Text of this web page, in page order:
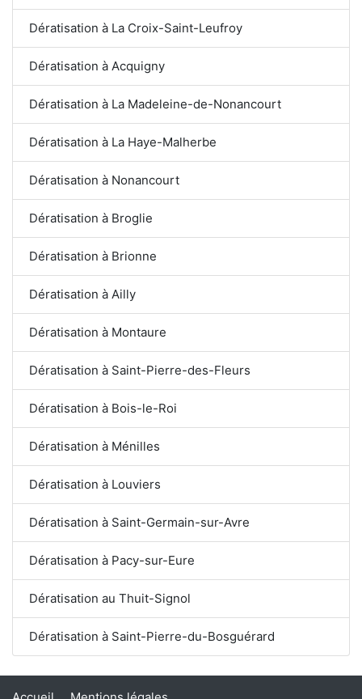
Dératisation à La Croix-Saint-Leufroy
Dératisation à Acquigny
Dératisation à La Madeleine-de-Nonancourt
Dératisation à La Haye-Malherbe
Dératisation à Nonancourt
Dératisation à Broglie
Dératisation à Brionne
Dératisation à Ailly
Dératisation à Montaure
Dératisation à Saint-Pierre-des-Fleurs
Dératisation à Bois-le-Roi
Dératisation à Ménilles
Dératisation à Louviers
Dératisation à Saint-Germain-sur-Avre
Dératisation à Pacy-sur-Eure
Dératisation au Thuit-Signol
Dératisation à Saint-Pierre-du-Bosguérard